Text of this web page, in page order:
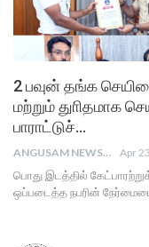
2 பவுன் தங்க
மற்றும் துாிதமாக
பாராட்டுச்…
ANGUSAM NEWS Apr
பொது இடத்தில்
ஒப்படைத்த நபரின்